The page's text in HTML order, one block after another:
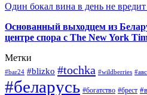
Один бокал вина в день не
Основанный выходцем из
центре спора с The New York
Метки
#bar24 #blizko #tochka #wildberries
#беларусь #богатство #брест